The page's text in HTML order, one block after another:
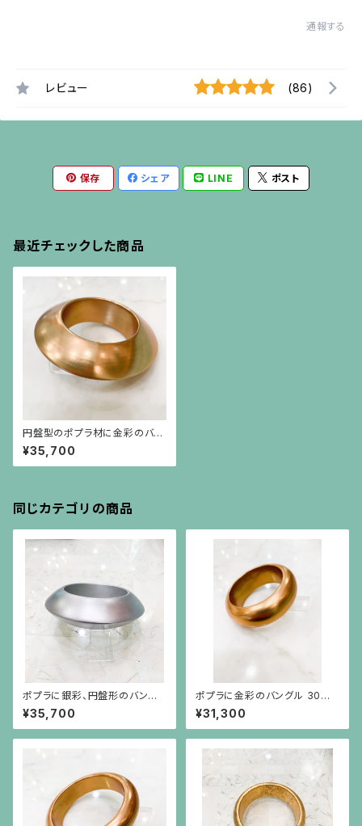
通報する
レビュー (86)
保存 シェア LINE ポスト
最近チェックした商品
円盤型のポプラ材に金彩のバン
グル
¥35,700
同じカテゴリの商品
ポプラに銀彩、円盤形のバング
ル（30mm 幅）婦人公論掲載品
¥35,700
ポプラに金彩のバングル 30m
m
¥31,300